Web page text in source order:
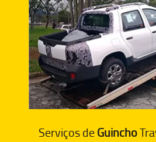
Serviços deGuincho